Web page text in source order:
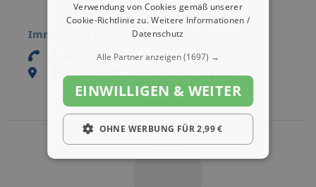
Immobilien Walter Flierl
Ganghoferstraße 6, 86836 Graben
Eintrag bearbeiten
Verwendung von Cookies gemäß unserer
Cookie-Richtlinie zu.Weitere Informationen /
Datenschutz
Alle Partner anzeigen(1697) →
EINWILLIGEN & WEITER
OHNE WERBUNG FÜR 2,99 €